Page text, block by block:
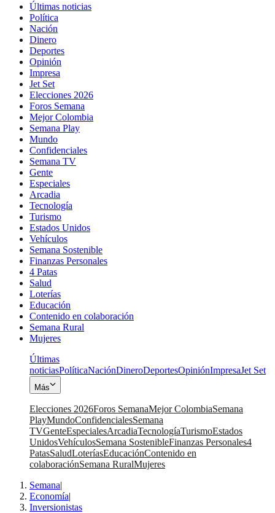
Últimas noticias
Política
Nación
Dinero
Deportes
Opinión
Impresa
Jet Set
Elecciones 2026
Foros Semana
Mejor Colombia
Semana Play
Mundo
Confidenciales
Semana TV
Gente
Especiales
Arcadia
Tecnología
Turismo
Estados Unidos
Vehículos
Semana Sostenible
Finanzas Personales
4 Patas
Salud
Loterías
Educación
Contenido en colaboración
Semana Rural
Mujeres
Últimas
noticiasPolíticaNaciónDineroDeportesOpiniónImpresaJet Set
Más
Elecciones 2026Foros SemanaMejor ColombiaSemana
PlayMundoConfidencialesSemana
TVGenteEspecialesArcadiaTecnologíaTurismoEstados
UnidosVehículosSemana SostenibleFinanzas Personales4
PatasSaludLoteríasEducaciónContenido en
colaboraciónSemana RuralMujeres
Semana|
Economía|
Inversionistas